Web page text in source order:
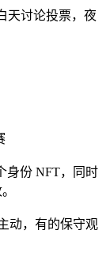
天讨论投票，夜
身份 NFT，同时
动，有的保守观